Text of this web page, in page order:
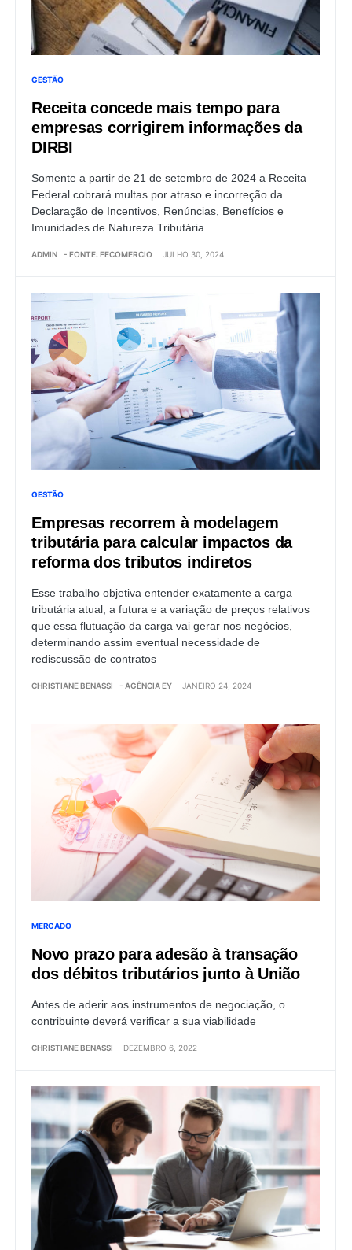
GESTÃO
Receita concede mais tempo para
empresas corrigirem informações da
DIRBI
Somente a partir de 21 de setembro de 2024 a Receita
Federal cobrará multas por atraso e incorreção da
Declaração de Incentivos, Renúncias, Benefícios e
Imunidades de Natureza Tributária
ADMIN - FONTE: FECOMERCIO JULHO 30, 2024
GESTÃO
Empresas recorrem à modelagem
tributária para calcular impactos da
reforma dos tributos indiretos
Esse trabalho objetiva entender exatamente a carga
tributária atual, a futura e a variação de preços relativos
que essa flutuação da carga vai gerar nos negócios,
determinando assim eventual necessidade de
rediscussão de contratos
CHRISTIANE BENASSI - AGÊNCIA EY JANEIRO 24, 2024
MERCADO
Novo prazo para adesão à transação
dos débitos tributários junto à União
Antes de aderir aos instrumentos de negociação, o
contribuinte deverá verificar a sua viabilidade
CHRISTIANE BENASSI DEZEMBRO 6, 2022